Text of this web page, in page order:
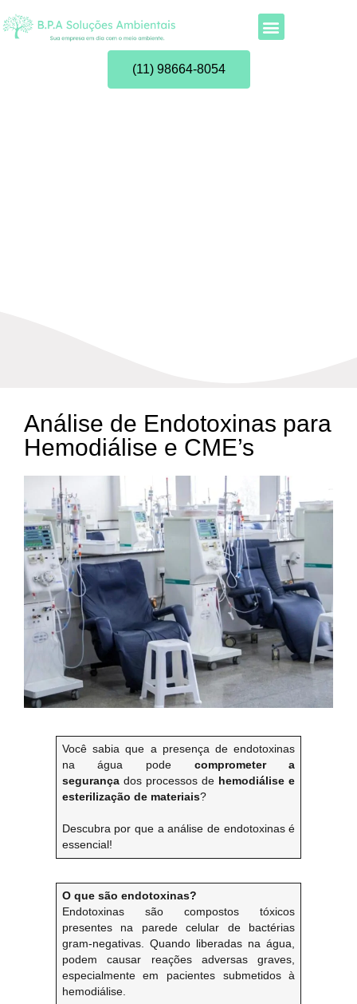
(11) 98664-8054
Análise de Endotoxinas para
Hemodiálise e CME’s
Você sabia que a presença de endotoxinas
na água pode comprometer a
segurançados processos de hemodiálise e
esterilização de materiais?
Descubra por que a análise de endotoxinas é
essencial!
O que são endotoxinas?
Endotoxinas são compostos tóxicos
presentes na parede celular de bactérias
gram-negativas. Quando liberadas na água,
podem causar reações adversas graves,
especialmente em pacientes submetidos à
hemodiálise.